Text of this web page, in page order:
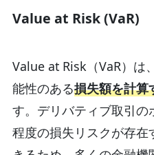
Value at Risk (VaR)
Value at Risk（VaR）は
能性のある損失額を計算
す。デリバティブ取引
程度の損失リスクが存